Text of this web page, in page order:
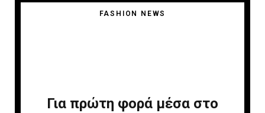
FASHION NEWS
Για πρώτη φορά μέσα στο